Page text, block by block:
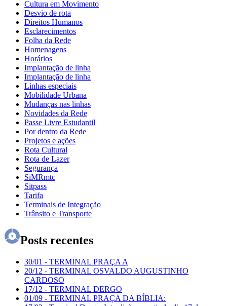
Cultura em Movimento
Desvio de rota
Direitos Humanos
Esclarecimentos
Folha da Rede
Homenagens
Horários
Implantação de linha
Implantação de linha
Linhas especiais
Mobilidade Urbana
Mudanças nas linhas
Novidades da Rede
Passe Livre Estudantil
Por dentro da Rede
Projetos e ações
Rota Cultural
Rota de Lazer
Segurança
SiMRmtc
Sitpass
Tarifa
Terminais de Integração
Trânsito e Transporte
Posts recentes
30/01 - TERMINAL PRAÇA A
20/12 - TERMINAL OSVALDO AUGUSTINHO
CARDOSO
17/12 - TERMINAL DERGO
01/09 - TERMINAL PRAÇA DA BÍBLIA: